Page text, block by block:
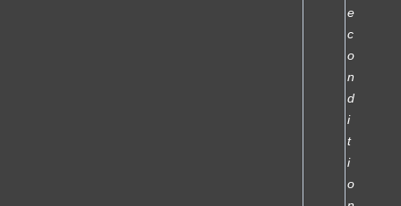
e
c
o
n
d
i
t
i
o